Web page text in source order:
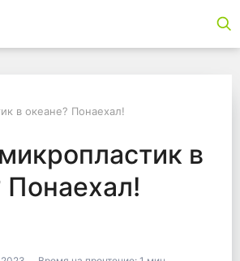
в океане? Понаехал!
в океане? Понаехал!
в
Понаехал!